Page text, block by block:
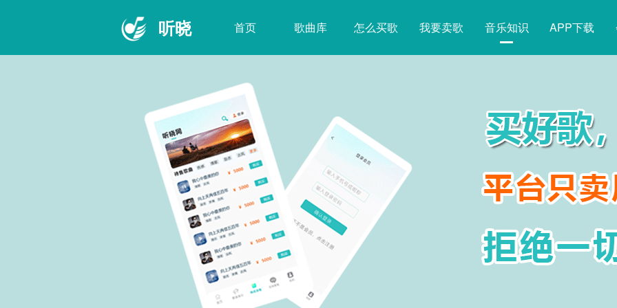
听晓 首页 歌曲库 怎么买歌 我要卖歌 音乐知识 APP下载